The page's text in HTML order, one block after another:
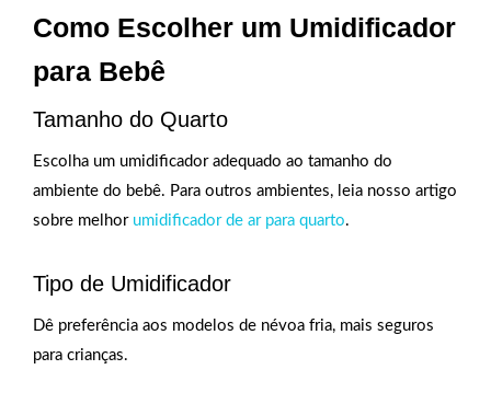
Como Escolher um Umidificador
para Bebê
Tamanho do Quarto
Escolha um umidificador adequado ao tamanho do
ambiente do bebê. Para outros ambientes, leia nosso artigo
sobre melhor umidificador de ar para quarto.
Tipo de Umidificador
Dê preferência aos modelos de névoa fria, mais seguros
para crianças.